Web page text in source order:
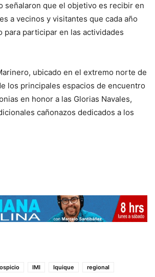
señalaron que el objetivo es recibir en
a vecinos y visitantes que cada año
para participar en las actividades
ubicado en el extremo norte de
los principales espacios de encuentro
en honor a las Glorias Navales,
cañonazos dedicados a los
IMI Iquique
regional